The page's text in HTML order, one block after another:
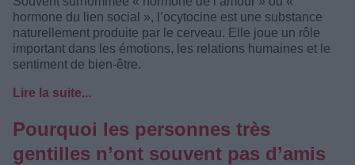
hormone du lien social », l’ocytocine est une substance
naturellement produite par le cerveau. Elle joue un rôle
important dans les émotions, les relations humaines et le
sentiment de bien-être.
Lire la suite...
Pourquoi les personnes très
gentilles n’ont souvent pas d’amis